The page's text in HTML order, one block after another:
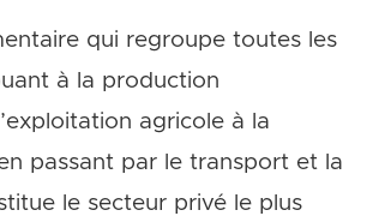
qui regroupe toutes les
à la production
agricole à la
passant par le transport et la
le secteur privé le plus